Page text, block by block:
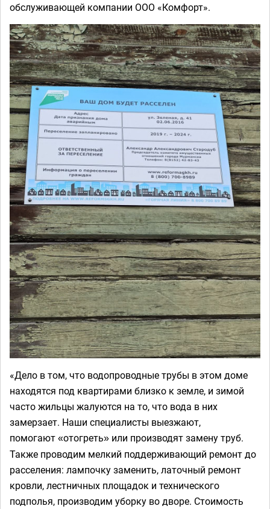
обслуживающей компании ООО «Комфорт».
«Дело в том, что водопроводные трубы в этом доме
находятся под квартирами близко к земле, и зимой
часто жильцы жалуются на то, что вода в них
замерзает. Наши специалисты выезжают,
помогают «отогреть» или производят замену труб.
Также проводим мелкий поддерживающий ремонт до
расселения: лампочку заменить, латочный ремонт
кровли, лестничных площадок и технического
подполья, производим уборку во дворе. Стоимость